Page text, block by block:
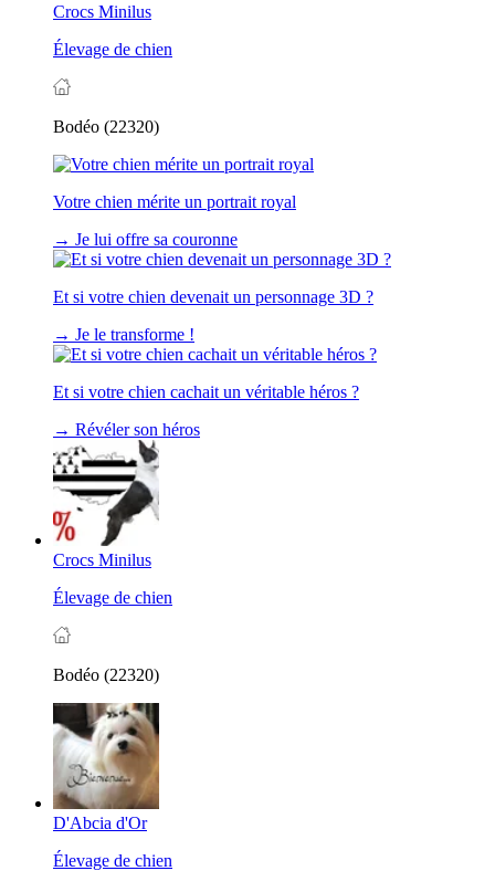
Crocs Minilus
Élevage de chien
Bodéo (22320)
Votre chien mérite un portrait royal
→ Je lui offre sa couronne
Et si votre chien devenait un personnage 3D ?
→ Je le transforme !
Et si votre chien cachait un véritable héros ?
→ Révéler son héros
Crocs Minilus
Élevage de chien
Bodéo (22320)
D'Abcia d'Or
Élevage de chien